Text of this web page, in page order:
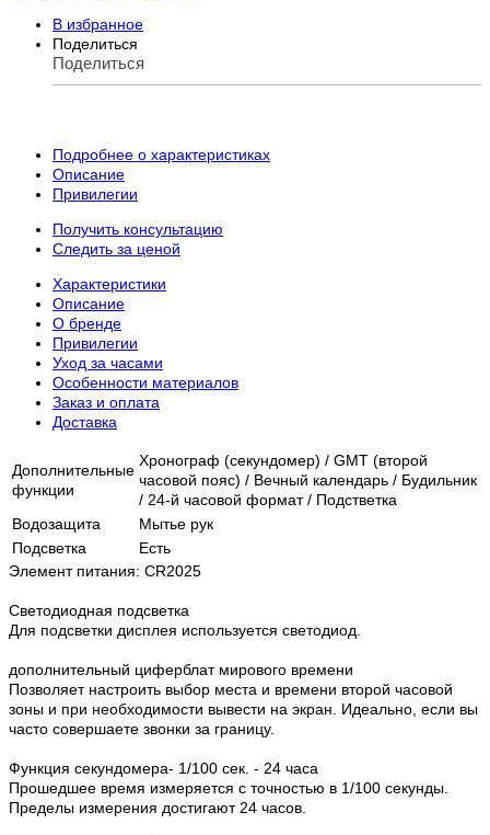
В избранное
Поделиться
Поделиться
Подробнее о характеристиках
Описание
Привилегии
Получить консультацию
Следить за ценой
Характеристики
Описание
О бренде
Привилегии
Уход за часами
Особенности материалов
Заказ и оплата
Доставка
Дополнительные
функции
Хронограф (секундомер) / GMT (второй
часовой пояс) / Вечный календарь / Будильник
/ 24-й часовой формат / Подстветка
Водозащита
Мытье рук
Подсветка
Есть
Элемент питания: CR2025
Светодиодная подсветка
Для подсветки дисплея используется светодиод.
дополнительный циферблат мирового времени
Позволяет настроить выбор места и времени второй часовой
зоны и при необходимости вывести на экран. Идеально, если вы
часто совершаете звонки за границу.
Функция секундомера- 1/100 сек. - 24 часа
Прошедшее время измеряется с точностью в 1/100 секунды.
Пределы измерения достигают 24 часов.